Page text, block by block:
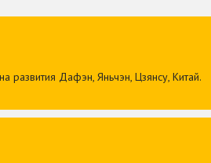
развития Дафэн, Яньчэн, Цзянсу, Китай.